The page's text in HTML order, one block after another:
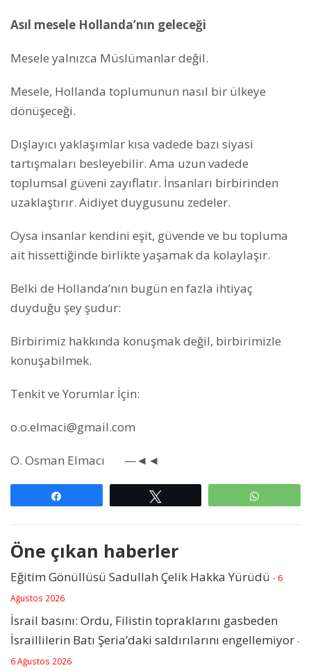
Asıl mesele Hollanda’nın geleceği
Mesele yalnızca Müslümanlar değil.
Mesele, Hollanda toplumunun nasıl bir ülkeye
dönüşeceği.
Dışlayıcı yaklaşımlar kısa vadede bazı siyasi
tartışmaları besleyebilir. Ama uzun vadede
toplumsal güveni zayıflatır. İnsanları birbirinden
uzaklaştırır. Aidiyet duygusunu zedeler.
Oysa insanlar kendini eşit, güvende ve bu topluma
ait hissettiğinde birlikte yaşamak da kolaylaşır.
Belki de Hollanda’nın bugün en fazla ihtiyaç
duyduğu şey şudur:
Birbirimiz hakkında konuşmak değil, birbirimizle
konuşabilmek.
Tenkit ve Yorumlar İçin:
o.o.elmaci@gmail.com
O. Osman Elmacı —◄◄
Öne çıkan haberler
Eğitim Gönüllüsü Sadullah Çelik Hakka Yürüdü - 6
Ağustos 2026
İsrail basını: Ordu, Filistin topraklarını gasbeden
İsraillilerin Batı Şeria’daki saldırılarını engellemiyor -
6 Ağustos 2026